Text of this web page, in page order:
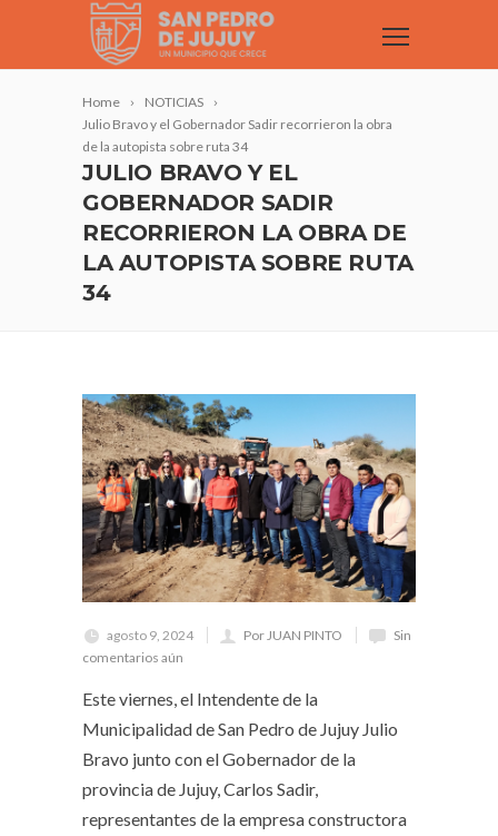
Home
NOTICIAS
Julio Bravo y el Gobernador Sadir recorrieron la obra
de la autopista sobre ruta 34
JULIO BRAVO Y EL
GOBERNADOR SADIR
RECORRIERON LA OBRA DE
LA AUTOPISTA SOBRE RUTA
34
agosto 9, 2024 Por JUAN PINTO
Sin
comentarios aún
Este viernes, el Intendente de la
Municipalidad de San Pedro de Jujuy Julio
Bravo junto con el Gobernador de la
provincia de Jujuy, Carlos Sadir,
representantes de la empresa constructora